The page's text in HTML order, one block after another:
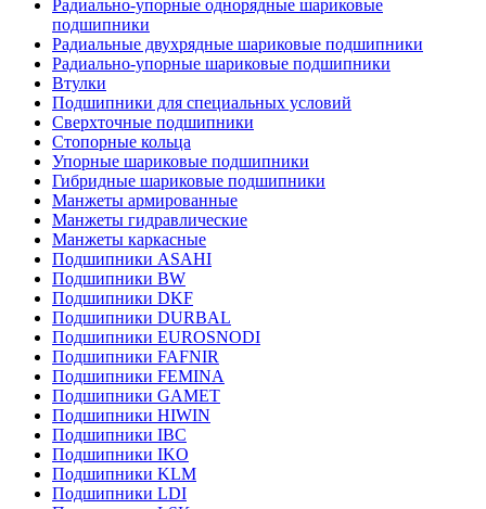
Радиально-упорные однорядные шариковые
подшипники
Радиальные двухрядные шариковые подшипники
Радиально-упорные шариковые подшипники
Втулки
Подшипники для специальных условий
Сверхточные подшипники
Стопорные кольца
Упорные шариковые подшипники
Гибридные шариковые подшипники
Манжеты армированные
Манжеты гидравлические
Манжеты каркасные
Подшипники ASAHI
Подшипники BW
Подшипники DKF
Подшипники DURBAL
Подшипники EUROSNODI
Подшипники FAFNIR
Подшипники FEMINA
Подшипники GAMET
Подшипники HIWIN
Подшипники IBC
Подшипники IKO
Подшипники KLM
Подшипники LDI